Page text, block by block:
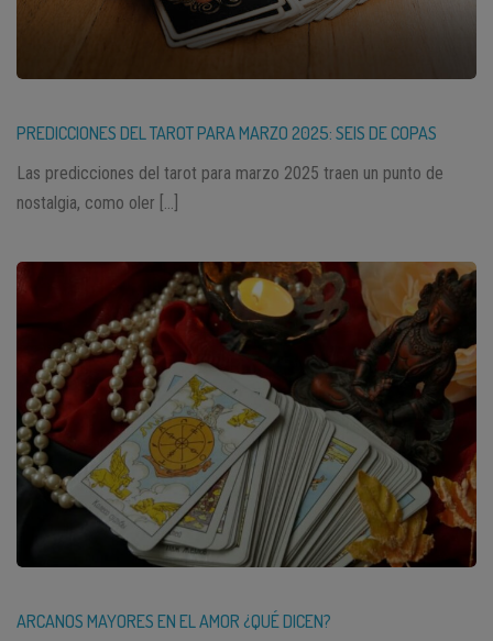
PREDICCIONES DEL TAROT PARA MARZO 2025: SEIS DE COPAS
Las predicciones del tarot para marzo 2025 traen un punto de
nostalgia, como oler […]
ARCANOS MAYORES EN EL AMOR ¿QUÉ DICEN?